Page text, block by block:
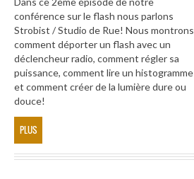
conférence sur le flash nous parlons
Strobist / Studio de Rue! Nous montrons
comment déporter un flash avec un
déclencheur radio, comment régler sa
puissance, comment lire un histogramme
et comment créer de la lumière dure ou
douce!
PLUS